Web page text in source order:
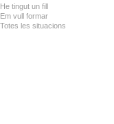
He tingut un fill
Em vull formar
Totes les situacions